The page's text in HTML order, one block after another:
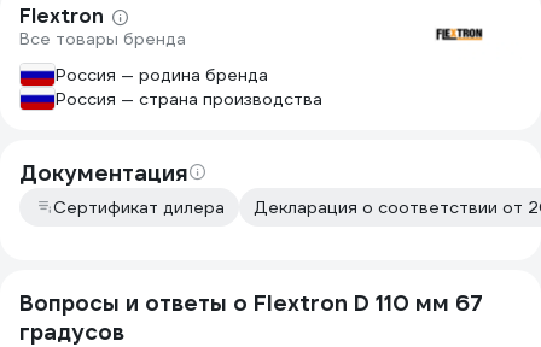
Flextron
Все товары бренда
Россия — родина бренда
Россия — страна производства
Документация
Сертификат дилера Декларация о соответствии от
Вопросы и ответы о Flextron D 110 мм 67
градусов